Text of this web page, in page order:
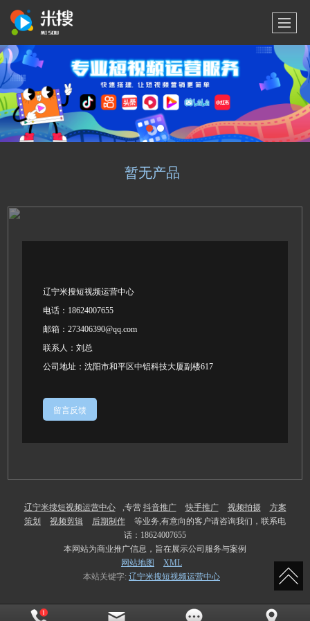
暂无产品
辽宁米搜短视频运营中心
电话： 18624007655
邮箱：273406390@qq.com
联系人：刘总
公司地址：沈阳市和平区中铝科技大厦副楼617
留言反馈
辽宁米搜短视频运营中心 ,专营 抖音推广 快手推广 视频拍摄
方案
策划
视频剪辑 后期制作
等业务,有意向的客户请咨询我们，联系电
话：18624007655
本网站为商业推广信息，旨在展示公司服务与案例
网站地图
XML
本站关键字: 辽宁米搜短视频运营中心